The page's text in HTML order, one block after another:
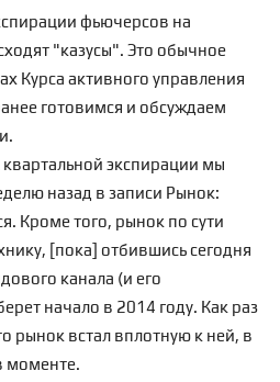
фьючерсов на
"казусы". Это обычное
Курса активного управления
готовимся и обсуждаем
экспирации мы
назад в записи Рынок:
. Кроме того, рынок по сути
[пока] отбившись сегодня
канала (и его
начало в 2014 году. Как раз
рынок встал вплотную к ней, в
моменте.